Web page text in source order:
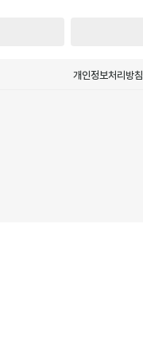
개인정보처리방침